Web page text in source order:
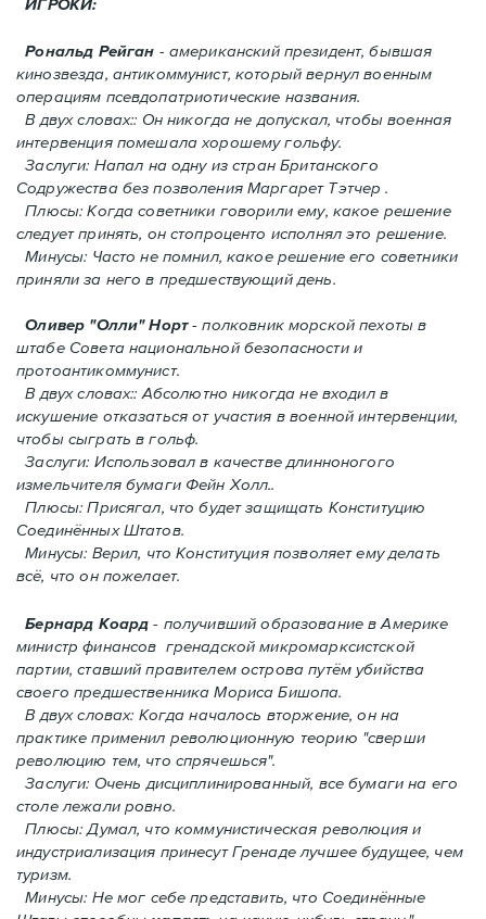
Рональд Рейган - американский президент, бывшая
кинозвезда, антикоммунист, который вернул военным
операциям псевдопатриотические названия.
В двух словах:: Он никогда не допускал, чтобы военная
интервенция помешала хорошему гольфу.
Заслуги: Напал на одну из стран Британского
Содружества без позволения Mаргарет Тэтчер .
Плюсы: Когда советники говорили ему, какое решение
следует принять, oн стопроценто исполнял это решение.
Минусы: Часто не помнил, какое решение его советники
приняли за него в предшествующий день.
Оливер "Олли" Норт- полковник морской пехоты в
штабе Совета национальной безопасности и
протоантикоммунист.
В двух словах:: Абсолютно никогда не входил в
искушение отказаться от участия в военной интервенции,
чтобы сыграть в гольф.
Заслуги: Использовал в качестве длинноногого
измельчителя бумаги Фейн Холл..
Плюсы: Присягал, что будет защищать Конституцию
Соединённых Штатов.
Минусы: Верил, что Конституция позволяет ему делать
всё, что он пожелает.
Бернард Коард- получивший образование в Америке
министр финансов гренадской микромарксистской
партии, ставший правителем острова путём убийства
своего предшественника Мориса Бишопа.
В двух словах: Когда началось вторжение, oн на
практике применил революционную теорию "сверши
революцию тем, что спрячешься".
Заслуги: Очень дисциплинированный, все бумаги на его
столе лежали ровно.
Плюсы: Думал, что коммунистическая революция и
индустриализация принесут Гренадe лучшее будущее, чем
туризм.
Минусы: Не мог себе представить, что Соединённые